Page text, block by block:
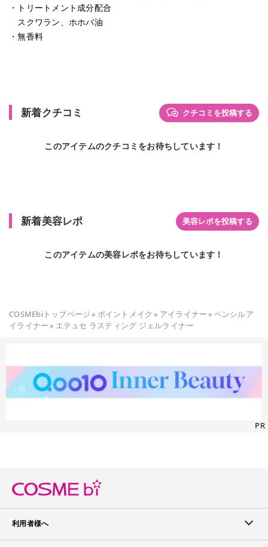
・トリートメント成分配合
スクワラン、ホホバ油
・無香料
新着クチコミ クチコミを投稿する
このアイテムのクチコミをお待ちしています！
新着美容レポ 美容レポを投稿する
このアイテムの美容レポをお待ちしています！
COSMEbiトップページ» ポイントメイク » アイライナー» ペンシルア
イライナー» エテュセ ラスティング ジェルライナー
PR
利用者様へ